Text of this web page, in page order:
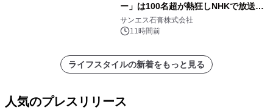
ー」は100名超が熱狂しNHKで放送さ
れました。
サンエス石膏株式会社
11時間前
ライフスタイルの新着をもっと見る
人気のプレスリリース